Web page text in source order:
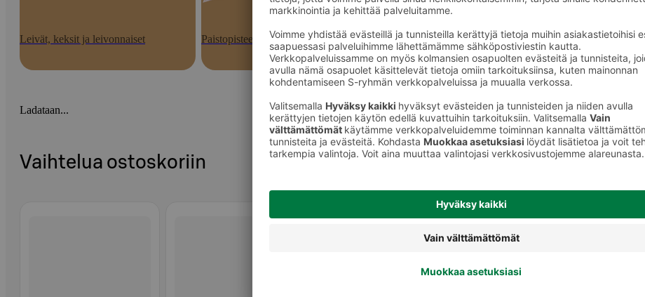
Leivät, keksit ja leivonnaiset Paistopisteen tuotteet Makeat leivonnaiset
Ladataan...
Vaihtelua ostoskoriin